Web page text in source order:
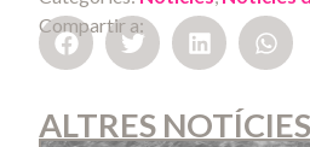
Compartir a:
ALTRES NOTÍCIES